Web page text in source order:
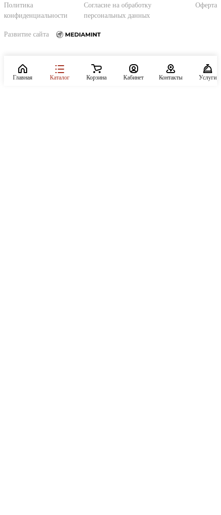
Политика
конфиденциальности
Согласие на обработку
персональных данных
Оферта
Развитие сайта
Главная Каталог Корзина Кабинет Контакты Услуги